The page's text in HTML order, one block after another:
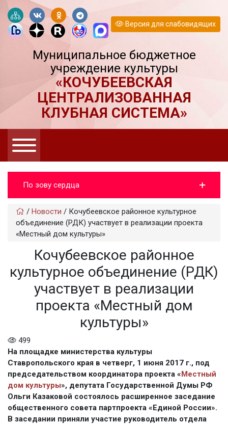
Версия для слабовидящих
Муниципальное бюджетное
учреждение культуры
«КОЧУБЕЕВСКАЯ
ЦЕНТРАЛИЗОВАННАЯ
КЛУБНАЯ СИСТЕМА»
По зову сердца
/ Новости / Кочубеевское районное культурное
объединение (РДК) участвует в реализации проекта
«Местный дом культуры»
Кочубеевское районное
культурное объединение (РДК)
участвует в реализации
проекта «Местный дом
культуры»
499
На площадке министерства культуры
Ставропольского края в четверг, 1 июня 2017 г., под
председательством координатора проекта «Местный
дом культуры», депутата Государственной Думы РФ
Ольги Казаковой состоялось расширенное заседание
общественного совета партпроекта «Единой России».
В заседании приняли участие руководитель отдела